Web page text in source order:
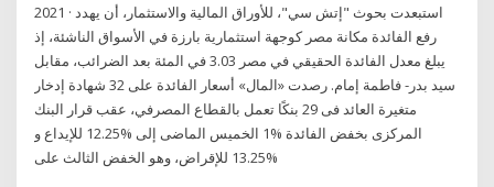
2021 · استبعدت بحوث "إتش سي"، للأوراق المالية والاستثمار، أن يهدد
رفع الفائدة مكانة مصر كوجهة استثمارية بارزة في الأسواق الناشئة، إذ
يبلغ معدل الفائدة الحقيقي في مصر 3.03 في المئة بعد الضرائب، مقابل
سيد بدر- فاطمة إمام. رصدت «المال» أسعار الفائدة على 32 شهادة إدخار
متغيرة العائد فى 29 بنكًا تعمل بالقطاع المصرفي، عقب قرار البنك
المركزى بخفض الفائدة %1 الخميس الماضى إلى %12.25 للإيداع و
%13.25 للإقراض، وهو الخفض الثالث على